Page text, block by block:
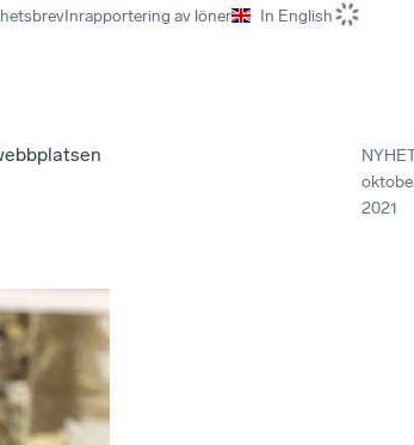
Inrapportering av löner In English
2021